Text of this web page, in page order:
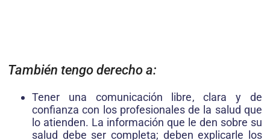
También tengo derecho a:
Tener una comunicación libre, clara y de
confianza con los profesionales de la salud que
lo atienden. La información que le den sobre su
salud debe ser completa; deben explicarle los